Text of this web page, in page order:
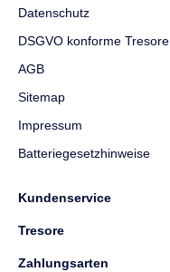
Datenschutz
DSGVO konforme Tresore
AGB
Sitemap
Impressum
Batteriegesetzhinweise
Kundenservice
Tresore
Zahlungsarten